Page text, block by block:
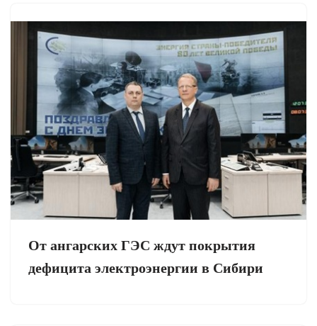
От ангарских ГЭС ждут покрытия
дефицита электроэнергии в Сибири